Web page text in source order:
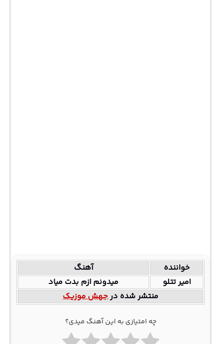
خواننده
آهنگ
امیر تتلو
میدونم ازم بدت میاد
منتشر شده درجهش موزیک
چه امتیازی به این آهنگ میدی؟